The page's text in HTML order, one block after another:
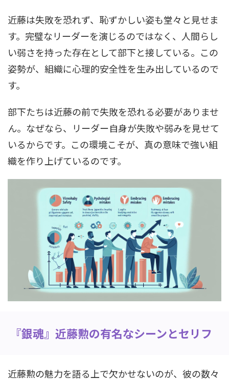
近藤は失敗を恐れず、恥ずかしい姿も堂々と見せま
す。完璧なリーダーを演じるのではなく、人間らし
い弱さを持った存在として部下と接している。この
姿勢が、組織に心理的安全性を生み出しているので
す。
部下たちは近藤の前で失敗を恐れる必要がありませ
ん。なぜなら、リーダー自身が失敗や弱みを見せて
いるからです。この環境こそが、真の意味で強い組
織を作り上げているのです。
『銀魂』近藤勲の有名なシーンとセリフ
近藤勲の魅力を語る上で欠かせないのが、彼の数々